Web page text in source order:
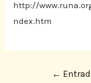
http://
ndex.htm
←